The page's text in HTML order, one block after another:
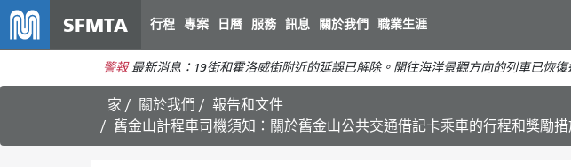
SFMTA 行程 專案 日曆 服務 訊息 關於我們 職業生涯
警報 最新消息：19街和霍洛威街附近的延誤已解除。開往海洋景觀方向的列車已恢復
家 關於我們
報告和文件
舊金山計程車司機須知：關於舊金山公共交通借記卡乘車的行程和獎勵